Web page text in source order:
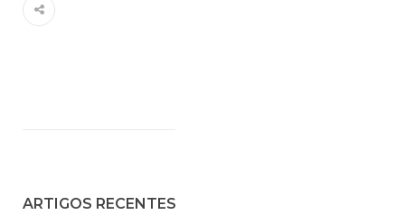
ARTIGOS RECENTES